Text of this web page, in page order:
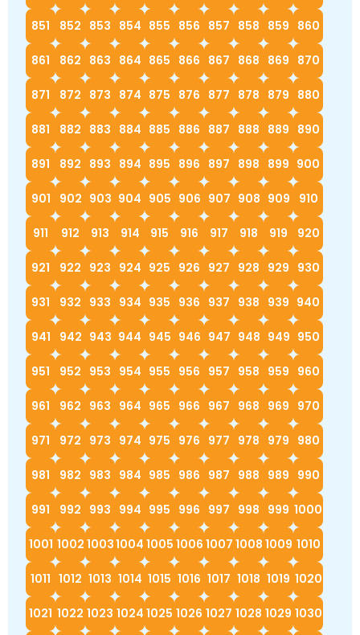
851 852 853 854 855 856 857 858 859 860
861 862 863 864 865 866 867 868 869 870
871 872 873 874 875 876 877 878 879 880
881 882 883 884 885 886 887 888 889 890
891 892 893 894 895 896 897 898 899 900
901 902 903 904 905 906 907 908 909 910
911 912 913 914 915 916 917 918 919 920
921 922 923 924 925 926 927 928 929 930
931 932 933 934 935 936 937 938 939 940
941 942 943 944 945 946 947 948 949 950
951 952 953 954 955 956 957 958 959 960
961 962 963 964 965 966 967 968 969 970
971 972 973 974 975 976 977 978 979 980
981 982 983 984 985 986 987 988 989 990
991 992 993 994 995 996 997 998 999 1000
1001 1002 10031004 1005 1006 1007 1008 1009 1010
1011 1012 1013 1014 1015 1016 1017 1018 1019 1020
1021 1022 1023 1024 1025 1026 1027 1028 1029 1030